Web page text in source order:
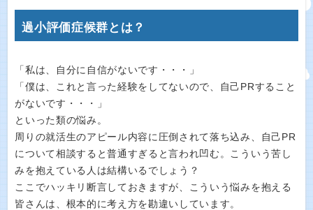
過小評価症候群とは？
「私は、自分に自信がないです・・・」
「僕は、これと言った経験をしてないので、自己PRすること
がないです・・・」
といった類の悩み。
周りの就活生のアピール内容に圧倒されて落ち込み、自己PR
について相談すると普通すぎると言われ凹む。こういう苦し
みを抱えている人は結構いるでしょう？
ここでハッキリ断言しておきますが、こういう悩みを抱える
皆さんは、根本的に考え方を勘違いしています。